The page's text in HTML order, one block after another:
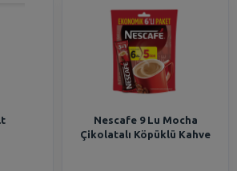
Nescafe 9 Lu Mocha
Çikolatalı Köpüklü Kahve